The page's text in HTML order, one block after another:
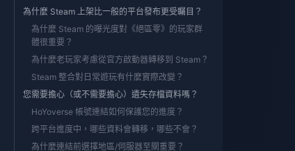
為什麼 Steam 上架比一般的平台發布更受矚目？
為什麼 Steam 的曝光度對《絕區零》的玩家群
體很重要？
為什麼老玩家考慮從官方啟動器轉移到 Steam？
Steam 整合對日常遊玩有什麼實際改變？
您需要擔心（或不需要擔心）遺失存檔資料嗎？
HoYoverse 帳號連結如何保護您的進度？
跨平台進度中，哪些資料會轉移，哪些不會？
為什麼連結前選擇地區/伺服器至關重要？